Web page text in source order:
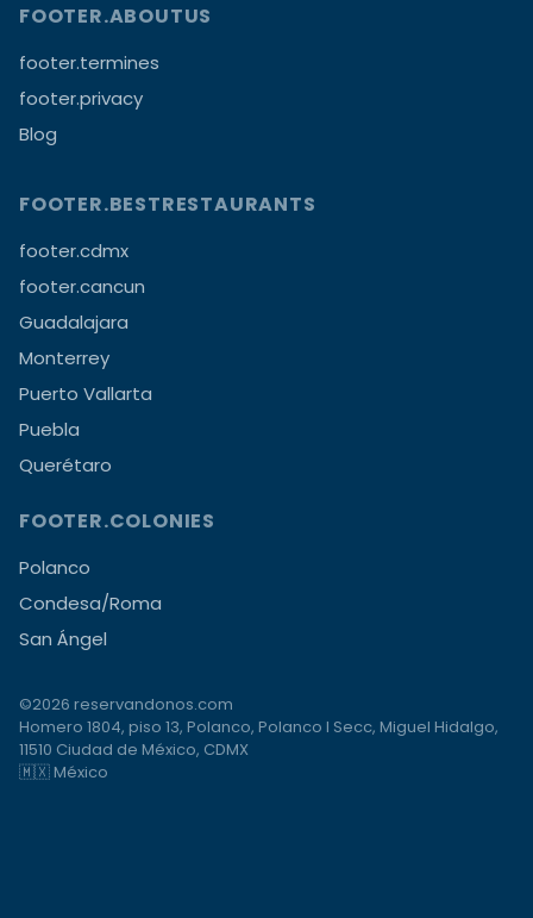
FOOTER.ABOUTUS
footer.termines
footer.privacy
Blog
FOOTER.BESTRESTAURANTS
footer.cdmx
footer.cancun
Guadalajara
Monterrey
Puerto Vallarta
Puebla
Querétaro
FOOTER.COLONIES
Polanco
Condesa/Roma
San Ángel
©2026 reservandonos.com
Homero 1804, piso 13, Polanco, Polanco I Secc, Miguel Hidalgo,
11510 Ciudad de México, CDMX
🇲🇽 México